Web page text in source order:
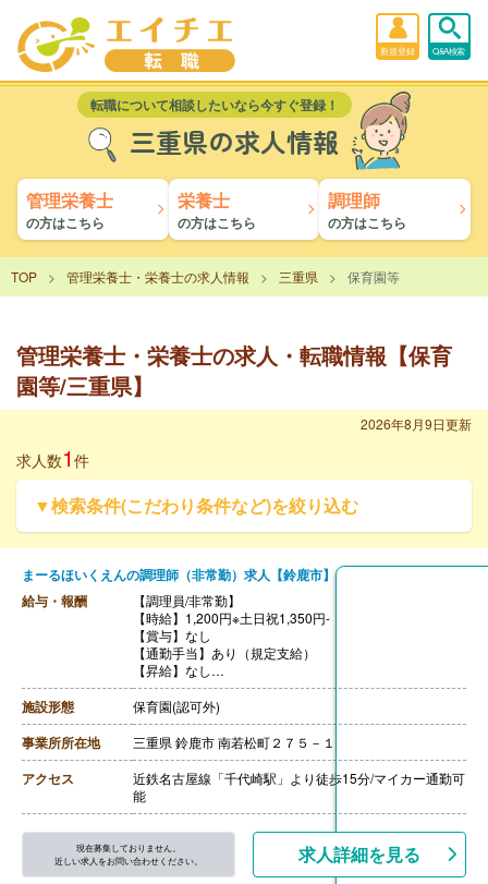
新規登録 Q&A検索
転職について相談したいなら今すぐ登録！
三重県の求人情報
管理栄養士
の方はこちら
栄養士
の方はこちら
調理師
の方はこちら
TOP 管理栄養士・栄養士の求人情報 三重県 保育園等
管理栄養士・栄養士の求人・転職情報【保育
園等/三重県】
2026年8月9日更新
求人数1 件
▼検索条件(こだわり条件など)を絞り込む
まーるほいくえんの調理師（非常勤）求人【鈴鹿市】
給与・報酬
【調理員/非常勤】
【時給】1,200円※土日祝1,350円-
【賞与】なし
【通勤手当】あり（規定支給）
【昇給】なし
【退職金】なし
施設形態 保育園(認可外)
事業所所在地 三重県 鈴鹿市 南若松町２７５－１
アクセス
近鉄名古屋線「千代崎駅」より徒歩15分/マイカー通勤可
能
現在募集しておりません。
近しい求人をお問い合わせください。
求人詳細を見る